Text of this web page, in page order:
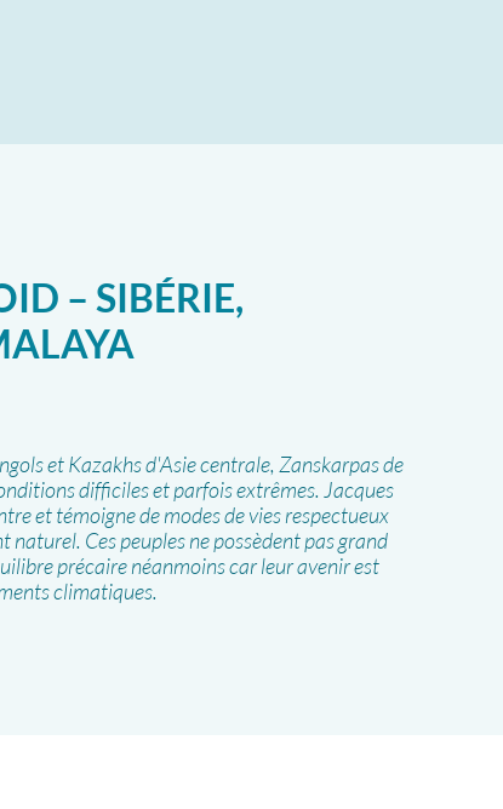
– SIBÉRIE,
et Kazakhs d'Asie centrale, Zanskarpas de
difficiles et parfois extrêmes. Jacques
et témoigne de modes de vies respectueux
Ces peuples ne possèdent pas grand
précaire néanmoins car leur avenir est
climatiques.